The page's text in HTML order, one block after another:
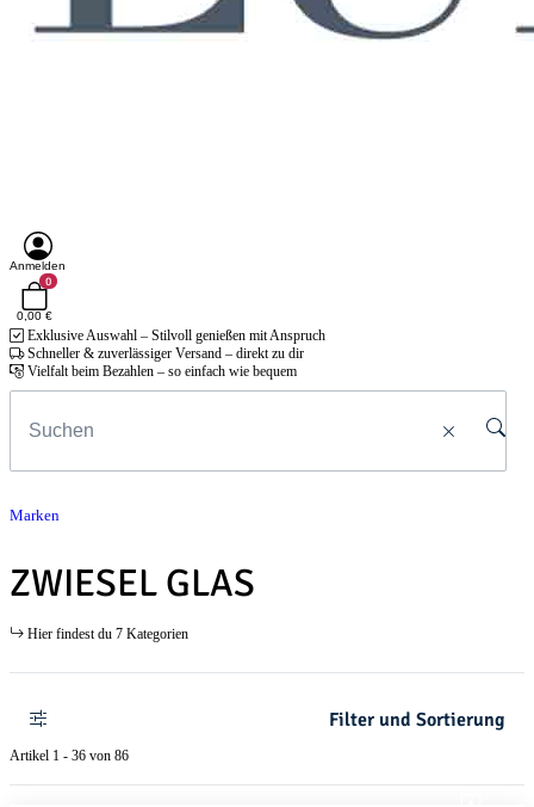
Anmelden
0
0,00 €
Exklusive Auswahl – Stilvoll genießen mit Anspruch
Schneller & zuverlässiger Versand – direkt zu dir
Vielfalt beim Bezahlen – so einfach wie bequem
Marken
ZWIESEL GLAS
Hier findest du 7 Kategorien
Filter und Sortierung
Artikel 1 - 36 von 86